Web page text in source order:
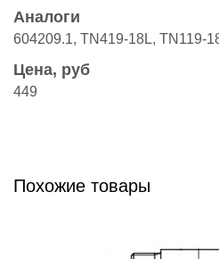
Аналоги
604209.1, TN419-18L, TN119-
Цена, руб
449
Похожие товары